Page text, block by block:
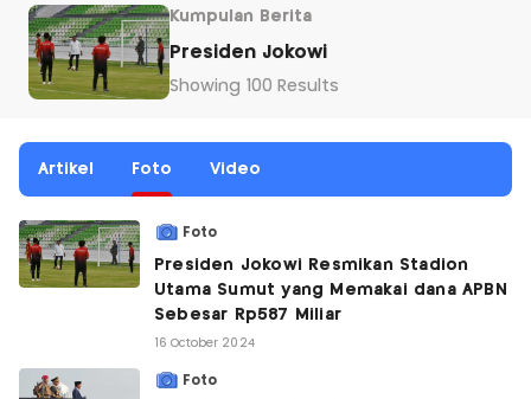
Kumpulan Berita
Presiden Jokowi
Showing 100 Results
Artikel Foto Video
Foto
Presiden Jokowi Resmikan Stadion
Utama Sumut yang Memakai dana APBN
Sebesar Rp587 Miliar
16 October 2024
Foto